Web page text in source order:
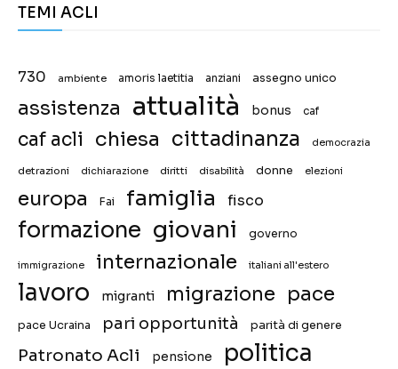
TEMI ACLI
730 ambiente amoris laetitia anziani assegno unico
assistenza attualità bonus caf
caf acli chiesa cittadinanza democrazia
detrazioni dichiarazione diritti disabilità donne elezioni
europa Fai famiglia fisco
formazione giovani governo
immigrazione internazionale italiani all'estero
lavoro migranti migrazione pace
pace Ucraina pari opportunità parità di genere
Patronato Acli pensione politica